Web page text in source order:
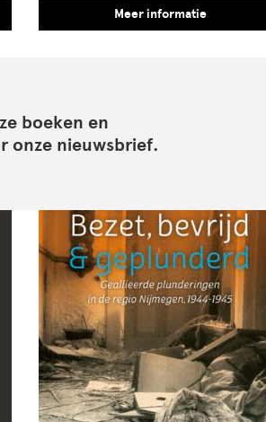
Meer informatie
boeken en
onze nieuwsbrief.